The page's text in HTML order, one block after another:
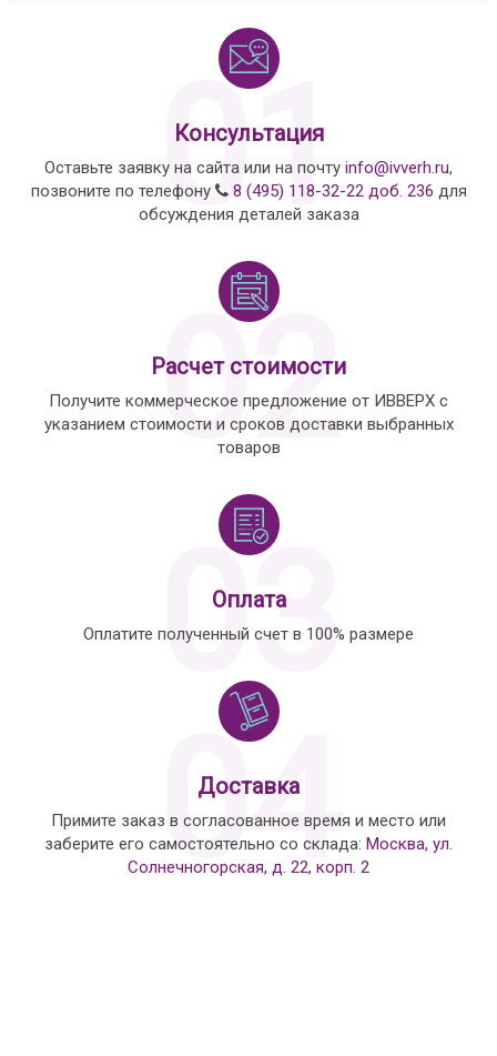
01
Консультация
Оставьте заявку на сайта или на почту info@ivverh.ru,
позвоните по телефону
8 (495) 118-32-22 доб. 236 для
обсуждения деталей заказа
02
Расчет стоимости
Получите коммерческое предложение от ИВВЕРХ с
указанием стоимости и сроков доставки выбранных
товаров
03
Оплата
Оплатите полученный счет в 100% размере
04
Доставка
Примите заказ в согласованное время и место или
заберите его самостоятельно со склада: Москва, ул.
Солнечногорская, д. 22, корп. 2